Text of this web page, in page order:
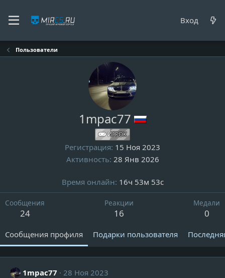
Вход
Пользователи
1mpac77
ИГРОК
Регистрация 15 Ноя 2023
Активность 28 Янв 2026
Время онлайн 16ч 53м 53с
Сообщения
24
Реакции
16
Медали
0
Сообщения профиля Подарки пользователя
1mpac77 28 Ноя 2023